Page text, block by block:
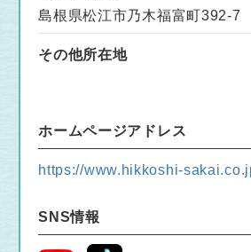
島根県松江市乃木福富町392-7
その他所在地
ホームページアドレス
https://www.hikkoshi-
SNS情報